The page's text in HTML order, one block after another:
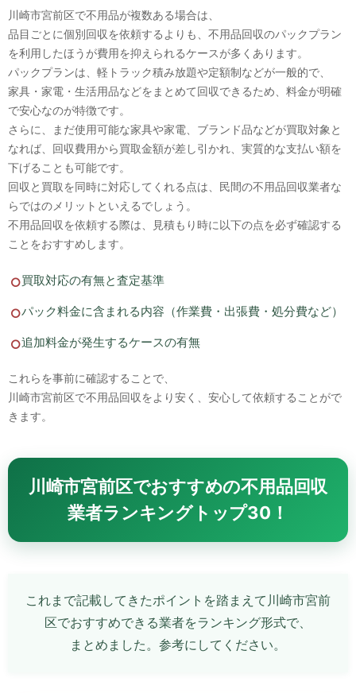
川崎市宮前区で不用品が複数ある場合は、
品目ごとに個別回収を依頼するよりも、不用品回収のパックプラン
を利用したほうが費用を抑えられるケースが多くあります。
パックプランは、軽トラック積み放題や定額制などが一般的で、
家具・家電・生活用品などをまとめて回収できるため、料金が明確
で安心なのが特徴です。
さらに、まだ使用可能な家具や家電、ブランド品などが買取対象と
なれば、回収費用から買取金額が差し引かれ、実質的な支払い額を
下げることも可能です。
回収と買取を同時に対応してくれる点は、民間の不用品回収業者な
らではのメリットといえるでしょう。
不用品回収を依頼する際は、見積もり時に以下の点を必ず確認する
ことをおすすめします。
買取対応の有無と査定基準
パック料金に含まれる内容（作業費・出張費・処分費など）
追加料金が発生するケースの有無
これらを事前に確認することで、
川崎市宮前区で不用品回収をより安く、安心して依頼することがで
きます。
川崎市宮前区でおすすめの不用品回収
業者ランキングトップ30！
これまで記載してきたポイントを踏まえて川崎市宮前
区でおすすめできる業者をランキング形式で、
まとめました。参考にしてください。